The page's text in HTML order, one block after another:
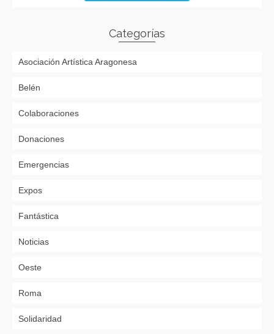
Categorías
Asociación Artística Aragonesa
Belén
Colaboraciones
Donaciones
Emergencias
Expos
Fantástica
Noticias
Oeste
Roma
Solidaridad